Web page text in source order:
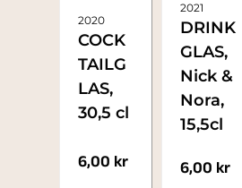
2020
COCK
TAILG
LAS,
30,5 cl
6,00 kr
2021
DRINK
GLAS,
Nick &
Nora,
15,5cl
6,00 kr